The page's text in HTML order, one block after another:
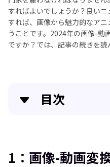
すればよいでしょうか？良い
すれば、画像から魅力的なア
うことです。2024年の画像-動
ですか？では、記事の続きを読
目次
簡単かつ機能性抜群の動
1：画像-動画変